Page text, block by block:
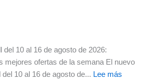
del 10 al 16 de agosto de 2026:
mejores ofertas de la semana El nuevo
10 al 16 de agosto de... Lee más